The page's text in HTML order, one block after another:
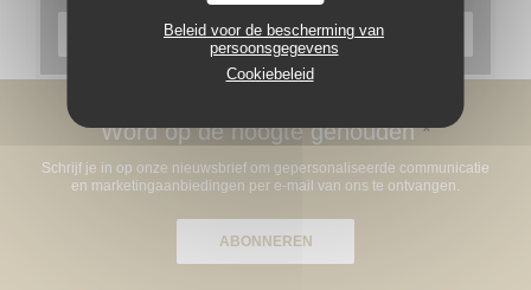
Beleid voor de bescherming van
persoonsgegevens
Cookiebeleid
ONTDEK ONS MENU
Word op de hoogte gehouden*
Schrijf je in op onze nieuwsbrief om gepersonaliseerde communicatie
en marketingaanbiedingen per e-mail van ons te ontvangen.
ABONNEREN